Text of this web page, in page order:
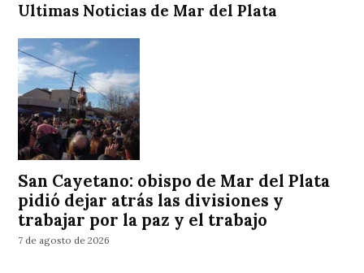
Ultimas Noticias de Mar del Plata
San Cayetano: obispo de Mar del Plata
pidió dejar atrás las divisiones y
trabajar por la paz y el trabajo
7 de agosto de 2026